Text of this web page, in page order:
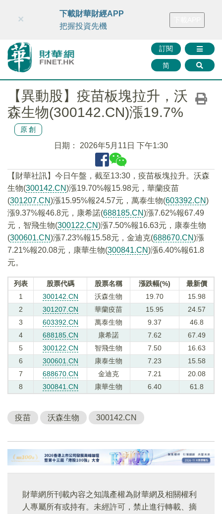
財華智庫網 FINTV FINMETA 財華證券 媒體矩陣
訂閱
简
×
下載財華財經APP
把握投資先機
【異動股】疫苗板塊拉升，沃
森生物(300142.CN)漲19.7%
原創
日期： 2026年5月11日 下午1:30
【財華社訊】今日午盤，截至13:30，疫苗板塊拉升。沃森
生物(300142.CN)漲19.70%報15.98元，華蘭疫苗
(301207.CN)漲15.95%報24.57元，萬泰生物(603392.CN)
漲9.37%報46.8元，康希諾(688185.CN)漲7.62%報67.49
元，智飛生物(300122.CN)漲7.50%報16.63元，康泰生物
(300601.CN)漲7.23%報15.58元，金迪克(688670.CN)漲
7.21%報20.08元，康華生物(300841.CN)漲6.40%報61.8
元。
列表 股票代碼 股票名稱 漲跌幅(%)
最新價
1
300142.CN 沃森生物 19.70
15.98
2
301207.CN 華蘭疫苗 15.95
24.57
3
603392.CN 萬泰生物 9.37
46.8
4
688185.CN 康希諾 7.62
67.49
5
300122.CN 智飛生物 7.50
16.63
6
300601.CN 康泰生物 7.23
15.58
7
688670.CN 金迪克 7.21
20.08
8
300841.CN 康華生物 6.40 61.8
疫苗 沃森生物 300142.CN
財華網所刊載內容之知識產權為財華網及相關權利
人專屬所有或持有。未經許可，禁止進行轉載、摘